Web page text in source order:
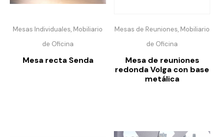
Mesas Individuales, Mobiliario
de Oficina
Mesa recta Senda
Mesas de Reuniones, Mobiliario
de Oficina
Mesa de reuniones
redonda Volga con base
metálica